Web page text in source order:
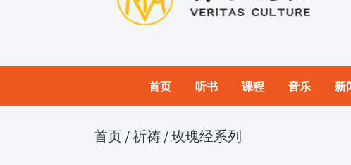
首页 听书 课程 音乐 新
首页 /祈祷 /玫瑰经系列